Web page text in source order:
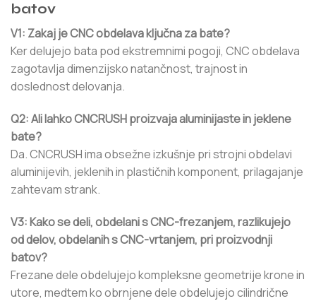
batov
V1: Zakaj je CNC obdelava ključna za bate?
Ker delujejo bata pod ekstremnimi pogoji, CNC obdelava
zagotavlja dimenzijsko natančnost, trajnost in
doslednost delovanja.
Q2: Ali lahko CNCRUSH proizvaja aluminijaste in jeklene
bate?
Da. CNCRUSH ima obsežne izkušnje pri strojni obdelavi
aluminijevih, jeklenih in plastičnih komponent, prilagajanje
zahtevam strank.
V3: Kako se deli, obdelani s CNC-frezanjem, razlikujejo
od delov, obdelanih s CNC-vrtanjem, pri proizvodnji
batov?
Frezane dele obdelujejo kompleksne geometrije krone in
utore, medtem ko obrnjene dele obdelujejo cilindrične